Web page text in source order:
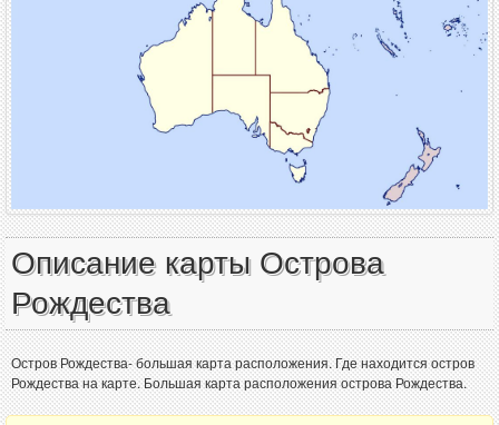
Описание карты Острова
Рождества
Остров Рождества- большая карта расположения. Где находится остров
Рождества на карте. Большая карта расположения острова Рождества.